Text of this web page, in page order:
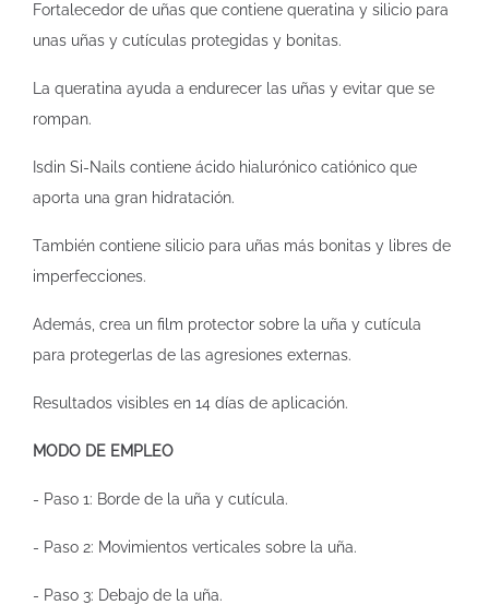
Fortalecedor de uñas que contiene queratina y silicio para
unas uñas y cutículas protegidas y bonitas.
La queratina ayuda a endurecer las uñas y evitar que se
rompan.
Isdin Si-Nails contiene ácido hialurónico catiónico que
aporta una gran hidratación.
También contiene silicio para uñas más bonitas y libres de
imperfecciones.
Además, crea un film protector sobre la uña y cutícula
para protegerlas de las agresiones externas.
Resultados visibles en 14 días de aplicación.
MODO DE EMPLEO
- Paso 1: Borde de la uña y cutícula.
- Paso 2: Movimientos verticales sobre la uña.
- Paso 3: Debajo de la uña.